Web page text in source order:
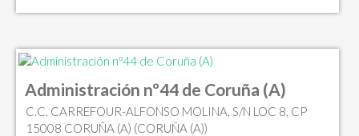
Administración nº44 de Coruña (A)
C.C. CARREFOUR-ALFONSO MOLINA, S/N LOC 8, CP
15008 CORUÑA (A) (CORUÑA (A))